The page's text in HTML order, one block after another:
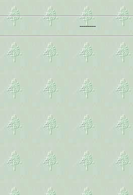
--------